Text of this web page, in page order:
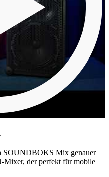
SOUNDBOKS Mix genauer
Mixer, der perfekt für mobile